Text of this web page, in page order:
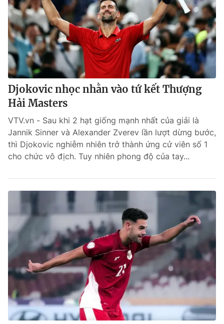
Djokovic nhọc nhằn vào tứ kết Thượng
Hải Masters
VTV.vn - Sau khi 2 hạt giống mạnh nhất của giải là
Jannik Sinner và Alexander Zverev lần lượt dừng bước,
thì Djokovic nghiễm nhiên trở thành ứng cử viên số 1
cho chức vô địch. Tuy nhiên phong độ của tay...